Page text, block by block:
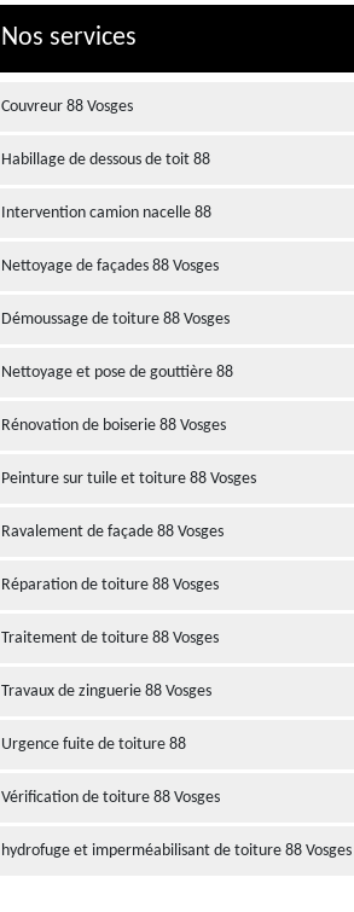
Nos services
Couvreur 88 Vosges
Habillage de dessous de toit 88
Intervention camion nacelle 88
Nettoyage de façades 88 Vosges
Démoussage de toiture 88 Vosges
Nettoyage et pose de gouttière 88
Rénovation de boiserie 88 Vosges
Peinture sur tuile et toiture 88 Vosges
Ravalement de façade 88 Vosges
Réparation de toiture 88 Vosges
Traitement de toiture 88 Vosges
Travaux de zinguerie 88 Vosges
Urgence fuite de toiture 88
Vérification de toiture 88 Vosges
hydrofuge et imperméabilisant de toiture 88 Vosges